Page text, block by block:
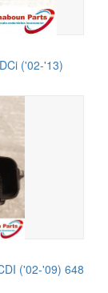
('02-'13)
('02-'09) 648